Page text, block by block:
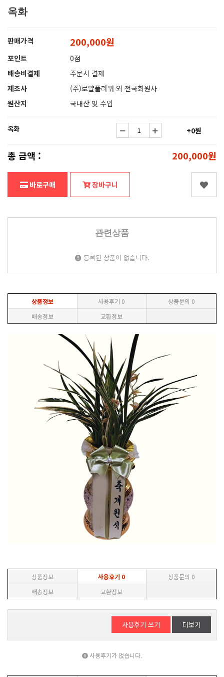
옥화
판매가격 200,000원
포인트
0점
배송비결제
주문시 결제
제조사
(주)로얄플라워 외 전국회원사
원산지
국내산 및 수입
옥화 +0원
총 금액 : 200,000원
바로구매 장바구니
관련상품
등록된 상품이 없습니다.
상품정보 사용후기 0 상품문의 0
배송정보
교환정보
상품정보 사용후기 0 상품문의 0
배송정보
교환정보
사용후기 쓰기 더보기
사용후기가 없습니다.